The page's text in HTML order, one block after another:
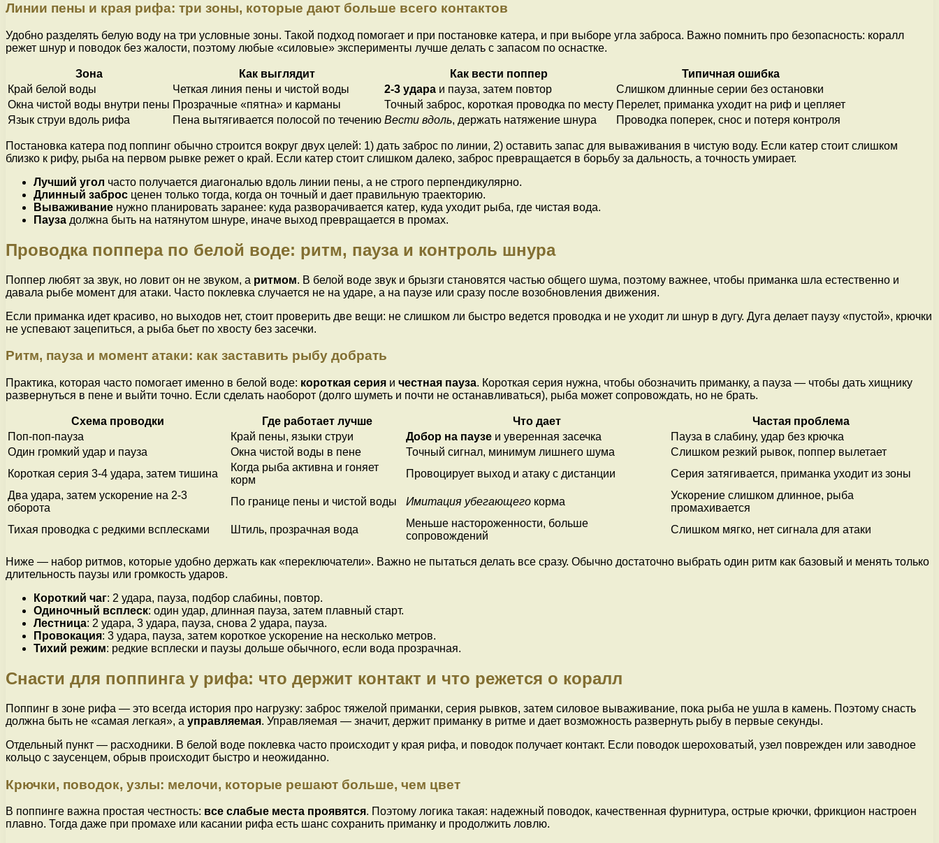
Линии пены и края рифа: три зоны, которые дают больше всего контактов
Удобно разделять белую воду на три условные зоны. Такой подход помогает и при постановке катера, и при выборе угла заброса. Важно помнить про безопасность: коралл
режет шнур и поводок без жалости, поэтому любые «силовые» эксперименты лучше делать с запасом по оснастке.
Зона Как выглядит Как вести поппер
Типичная ошибка
Край белой воды
Четкая линия пены и чистой воды 2-3 удара и пауза, затем повтор
Слишком длинные серии без остановки
Окна чистой воды внутри пены Прозрачные «пятна» и карманы Точный заброс, короткая проводка по месту Перелет, приманка уходит на риф и цепляет
Язык струи вдоль рифа
Пена вытягивается полосой по течению Вести вдоль, держать натяжение шнура Проводка поперек, снос и потеря контроля
Постановка катера под поппинг обычно строится вокруг двух целей: 1) дать заброс по линии, 2) оставить запас для вываживания в чистую воду. Если катер стоит слишком
близко к рифу, рыба на первом рывке режет о край. Если катер стоит слишком далеко, заброс превращается в борьбу за дальность, а точность умирает.
Лучший угол часто получается диагональю вдоль линии пены, а не строго перпендикулярно.
Длинный заброс ценен только тогда, когда он точный и дает правильную траекторию.
Вываживание нужно планировать заранее: куда разворачивается катер, куда уходит рыба, где чистая вода.
Пауза должна быть на натянутом шнуре, иначе выход превращается в промах.
Проводка поппера по белой воде: ритм, пауза и контроль шнура
Поппер любят за звук, но ловит он не звуком, а ритмом. В белой воде звук и брызги становятся частью общего шума, поэтому важнее, чтобы приманка шла естественно и
давала рыбе момент для атаки. Часто поклевка случается не на ударе, а на паузе или сразу после возобновления движения.
Если приманка идет красиво, но выходов нет, стоит проверить две вещи: не слишком ли быстро ведется проводка и не уходит ли шнур в дугу. Дуга делает паузу «пустой», крючки
не успевают зацепиться, а рыба бьет по хвосту без засечки.
Ритм, пауза и момент атаки: как заставить рыбу добрать
Практика, которая часто помогает именно в белой воде: короткая серия и честная пауза. Короткая серия нужна, чтобы обозначить приманку, а пауза — чтобы дать хищнику
развернуться в пене и выйти точно. Если сделать наоборот (долго шуметь и почти не останавливаться), рыба может сопровождать, но не брать.
Схема проводки Где работает лучше Что дает
Частая проблема
Поп-поп-пауза
Край пены, языки струи Добор на паузе и уверенная засечка
Пауза в слабину, удар без крючка
Один громкий удар и пауза
Окна чистой воды в пене Точный сигнал, минимум лишнего шума
Слишком резкий рывок, поппер вылетает
Короткая серия 3-4 удара, затем тишина
Когда рыба активна и гоняет
корм
Провоцирует выход и атаку с дистанции
Серия затягивается, приманка уходит из зоны
Два удара, затем ускорение на 2-3
оборота
По границе пены и чистой воды Имитация убегающего корма
Ускорение слишком длинное, рыба
промахивается
Тихая проводка с редкими всплесками
Штиль, прозрачная вода
Меньше настороженности, больше
сопровождений
Слишком мягко, нет сигнала для атаки
Ниже — набор ритмов, которые удобно держать как «переключатели». Важно не пытаться делать все сразу. Обычно достаточно выбрать один ритм как базовый и менять только
длительность паузы или громкость ударов.
Короткий чаг: 2 удара, пауза, подбор слабины, повтор.
Одиночный всплеск: один удар, длинная пауза, затем плавный старт.
Лестница: 2 удара, 3 удара, пауза, снова 2 удара, пауза.
Провокация: 3 удара, пауза, затем короткое ускорение на несколько метров.
Тихий режим: редкие всплески и паузы дольше обычного, если вода прозрачная.
Снасти для поппинга у рифа: что держит контакт и что режется о коралл
Поппинг в зоне рифа — это всегда история про нагрузку: заброс тяжелой приманки, серия рывков, затем силовое вываживание, пока рыба не ушла в камень. Поэтому снасть
должна быть не «самая легкая», а управляемая. Управляемая — значит, держит приманку в ритме и дает возможность развернуть рыбу в первые секунды.
Отдельный пункт — расходники. В белой воде поклевка часто происходит у края рифа, и поводок получает контакт. Если поводок шероховатый, узел поврежден или заводное
кольцо с заусенцем, обрыв происходит быстро и неожиданно.
Крючки, поводок, узлы: мелочи, которые решают больше, чем цвет
В поппинге важна простая честность: все слабые места проявятся. Поэтому логика такая: надежный поводок, качественная фурнитура, острые крючки, фрикцион настроен
плавно. Тогда даже при промахе или касании рифа есть шанс сохранить приманку и продолжить ловлю.